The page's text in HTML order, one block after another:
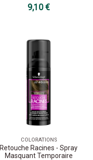
9,10 €
COLORATIONS
Retouche Racines - Spray
Masquant Temporaire